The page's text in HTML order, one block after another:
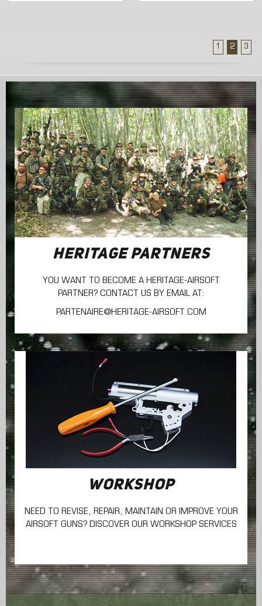
1 2 3
HERITAGE PARTNERS
YOU WANT TO BECOME A HERITAGE-AIRSOFT
PARTNER? CONTACT US BY EMAIL AT:
PARTENAIRE@HERITAGE-AIRSOFT.COM
WORKSHOP
NEED TO REVISE, REPAIR, MAINTAIN OR IMPROVE YOUR
AIRSOFT GUNS? DISCOVER OUR WORKSHOP SERVICES